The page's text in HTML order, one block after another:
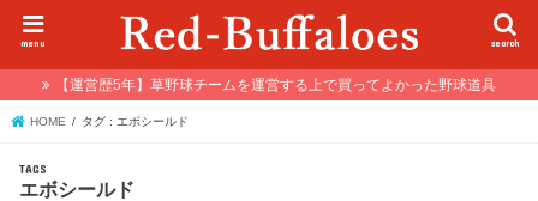
search
menu
【運営歴5年】草野球チームを運営する上で買ってよかった野球道具
HOME タグ : エボシールド
エボシールド